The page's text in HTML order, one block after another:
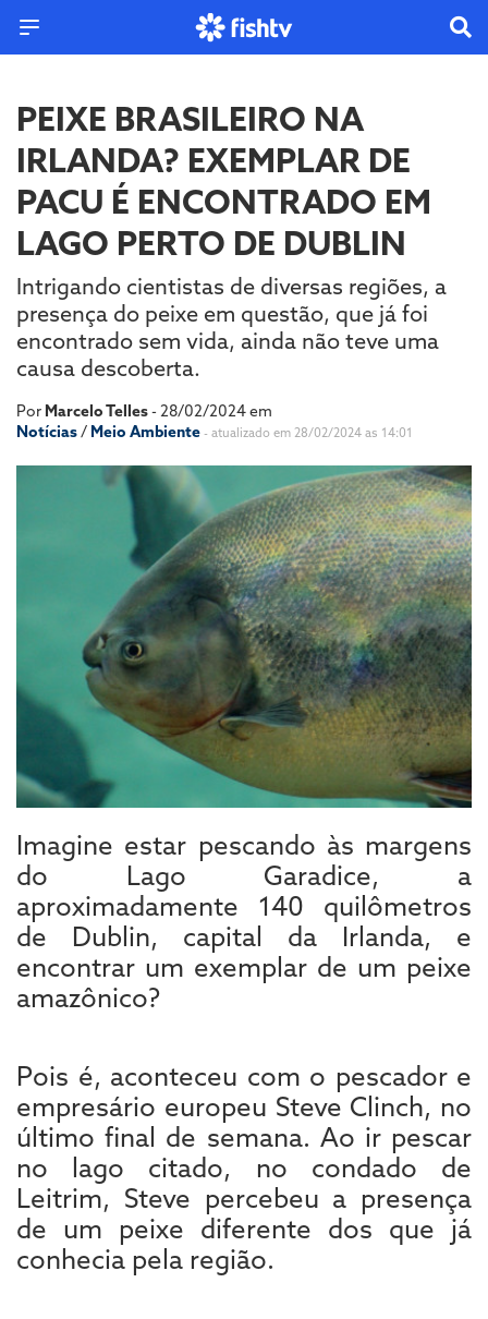
PEIXE BRASILEIRO NA
IRLANDA? EXEMPLAR DE
PACU É ENCONTRADO EM
LAGO PERTO DE DUBLIN
Intrigando cientistas de diversas regiões, a
presença do peixe em questão, que já foi
encontrado sem vida, ainda não teve uma
causa descoberta.
Por Marcelo Telles- 28/02/2024 em
Notícias/ Meio Ambiente - atualizado em 28/02/2024 as 14:01
Imagine estar pescando às margens
do Lago Garadice, a
aproximadamente 140 quilômetros
de Dublin, capital da Irlanda, e
encontrar um exemplar de um peixe
amazônico?
Pois é, aconteceu com o pescador e
empresário europeu Steve Clinch, no
último final de semana. Ao ir pescar
no lago citado, no condado de
Leitrim, Steve percebeu a presença
de um peixe diferente dos que já
conhecia pela região.